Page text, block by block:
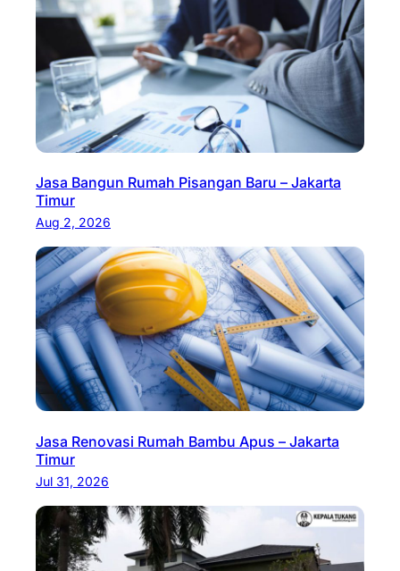
Jasa Bangun Rumah Pisangan Baru – Jakarta
Timur
Aug 2, 2026
Jasa Renovasi Rumah Bambu Apus – Jakarta
Timur
Jul 31, 2026